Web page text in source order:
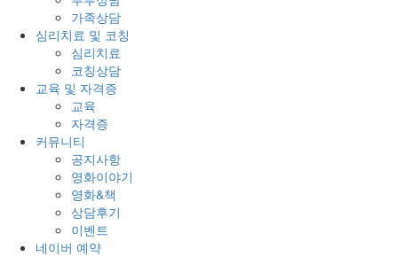
가족상담
심리치료 및 코칭
심리치료
코칭상담
교육 및 자격증
교육
자격증
커뮤니티
공지사항
영화이야기
영화&책
상담후기
이벤트
네이버 예약